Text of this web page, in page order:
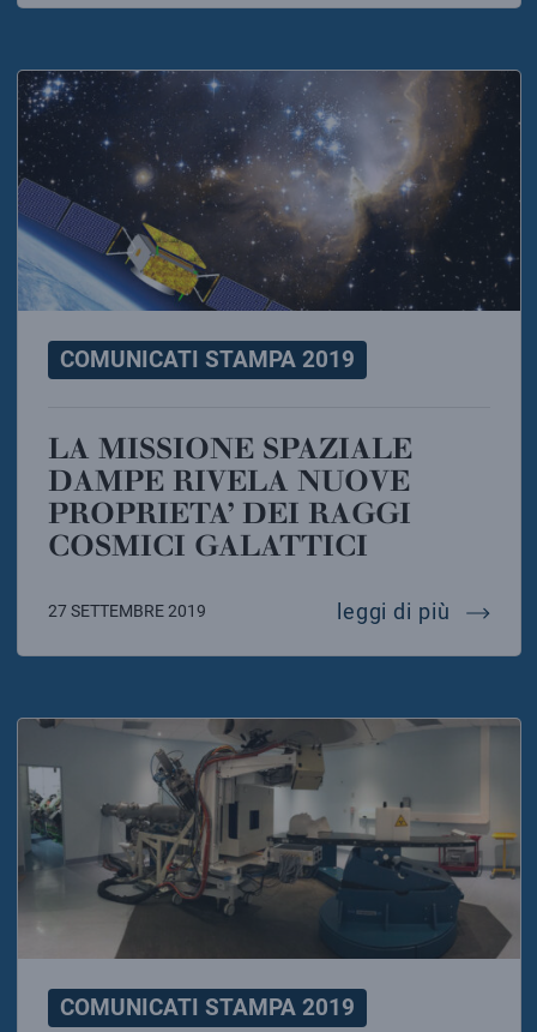
COMUNICATI STAMPA 2019
LA MISSIONE SPAZIALE
DAMPE RIVELA NUOVE
PROPRIETA’ DEI RAGGI
COSMICI GALATTICI
27 SETTEMBRE 2019 leggi di più la
COMUNICATI STAMPA 2019